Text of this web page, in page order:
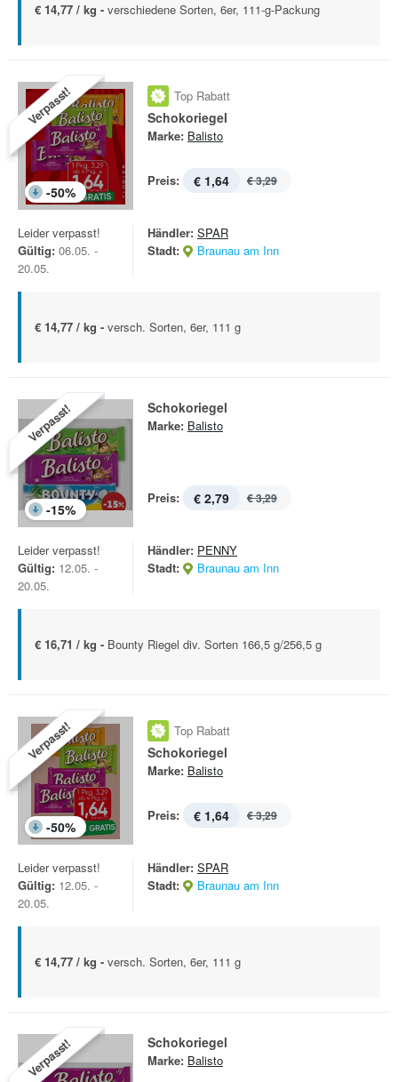
€ 14,77 / kg - verschiedene Sorten, 6er, 111-g-Packung
Verpasst!
-50%
Top Rabatt
Schokoriegel
Marke: Balisto
Preis: € 1,64 € 3,29
Leider verpasst!
Gültig: 06.05. -
20.05.
Händler: SPAR
Stadt:
Braunau am Inn
€ 14,77 / kg - versch. Sorten, 6er, 111 g
Verpasst!
-15%
Schokoriegel
Marke: Balisto
Preis: € 2,79 € 3,29
Leider verpasst!
Gültig: 12.05. -
20.05.
Händler: PENNY
Stadt:
Braunau am Inn
€ 16,71 / kg - Bounty Riegel div. Sorten 166,5 g/256,5 g
Verpasst!
-50%
Top Rabatt
Schokoriegel
Marke: Balisto
Preis: € 1,64 € 3,29
Leider verpasst!
Gültig: 12.05. -
20.05.
Händler: SPAR
Stadt:
Braunau am Inn
€ 14,77 / kg - versch. Sorten, 6er, 111 g
Verpasst! Schokoriegel
Marke: Balisto